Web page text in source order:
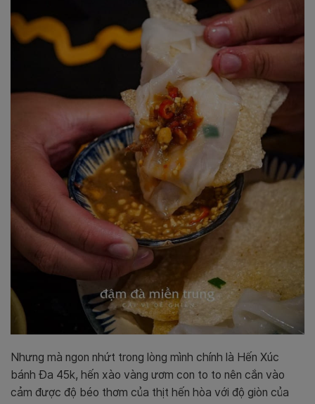
Nhưng mà ngon nhứt trong lòng mình chính là Hến Xúc
bánh Đa 45k, hến xào vàng ươm con to to nên cắn vào
cảm được độ béo thơm của thịt hến hòa với độ giòn của